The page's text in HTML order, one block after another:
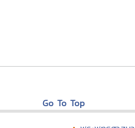
Go To Top